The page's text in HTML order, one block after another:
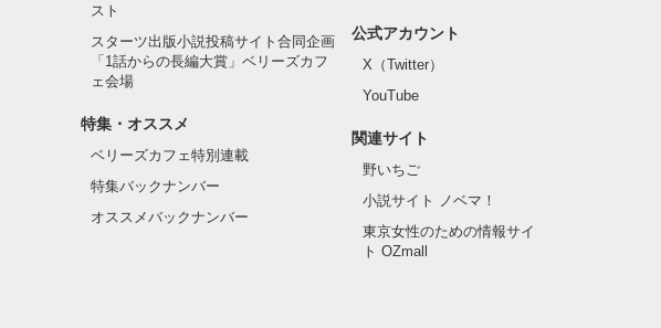
スト
スターツ出版小説投稿サイト合同企画
「1話からの長編大賞」ベリーズカフ
ェ会場
特集・オススメ
ベリーズカフェ特別連載
特集バックナンバー
オススメバックナンバー
公式アカウント
X（Twitter）
YouTube
関連サイト
野いちご
小説サイト ノベマ！
東京女性のための情報サイ
ト OZmall